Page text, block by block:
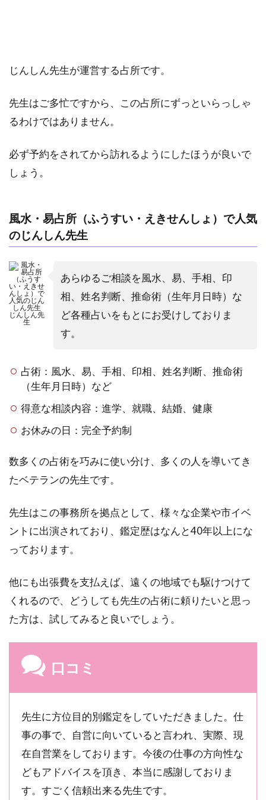
じんしん先生が運営する占所です。
先生はご多忙ですから、この占所にずっといらっしゃ
るわけではありません。
必ず予約をされてから訪れるようにしたほうが良いで
しょう。
風水・易占所（ふうすい・えきせんしょ）で人気
のじんしん先生
じんしん先
生
あらゆるご相談を風水、易、手相、印
相、姓名判断、推命術（生年月日時）な
ど各種占いをもとにお受けしておりま
す。
占術：風水、易、手相、印相、姓名判断、推命術
（生年月日時）など
得意な相談内容：進学、就職、結婚、健康
お休みの日：完全予約制
数多くの占術を巧みに使い分け、多くの人を導いてき
たベテランの先生です。
先生はこの事務所を拠点として、様々な企業や市イベ
ントに出演されており、鑑定歴はなんと40年以上にな
っております。
他にも出張費を支払えば、遠くの地域でも駆けつけて
くれるので、どうしても先生の占術に頼りたいと思っ
た方は、試してみると良いでしょう。
口コミ
先生に方位目的別鑑定をしていただきました。仕
事の事で、自営に向いていると言われ、実際、現
在自営業をしております。今後の仕事の方向性な
どもアドバイスを頂き、本当に感謝しておりま
す。すごく信頼出来る先生です。